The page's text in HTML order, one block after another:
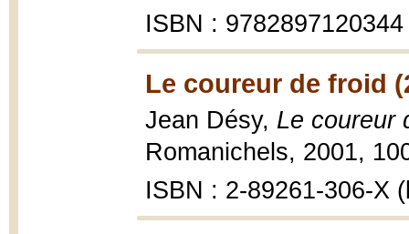
ISBN : 9782897120344
Le coureur de froid
Jean Désy, Le coureur
Romanichels, 2001,
ISBN : 2-89261-306-X